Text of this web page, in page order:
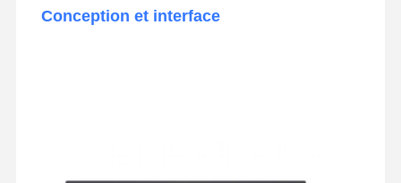
Conception et interface